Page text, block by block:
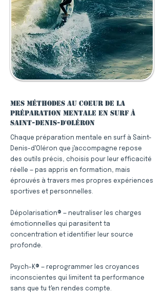
Mes méthodes au coeur de la
préparation mentale en surf à
Saint-Denis-d'Oléron
Chaque préparation mentale en surf à Saint-
Denis-d'Oléron que j'accompagne repose
des outils précis, choisis pour leur efficacité
réelle — pas appris en formation, mais
éprouvés à travers mes propres expériences
sportives et personnelles.
Dépolarisation® — neutraliser les charges
émotionnelles qui parasitent ta
concentration et identifier leur source
profonde.
Psych-K® — reprogrammer les croyances
inconscientes qui limitent ta performance
sans que tu t'en rendes compte.